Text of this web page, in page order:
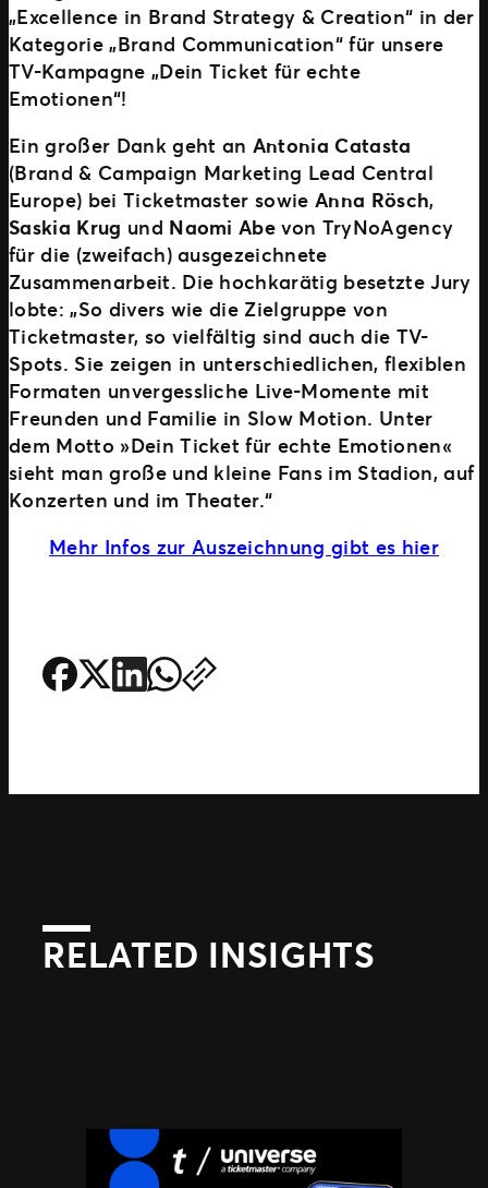
„Excellence in Brand Strategy & Creation“ in der
Kategorie „Brand Communication“ für unsere
TV-Kampagne „Dein Ticket für echte
Emotionen“!
Ein großer Dank geht an Antonia Catasta
(Brand & Campaign Marketing Lead Central
Europe) bei Ticketmaster sowieAnna Rösch,
Saskia Krug und Naomi Abe von TryNoAgency
für die (zweifach) ausgezeichnete
Zusammenarbeit. Die hochkarätig besetzte Jury
lobte: „So divers wie die Zielgruppe von
Ticketmaster, so vielfältig sind auch die TV-
Spots. Sie zeigen in unterschiedlichen, flexiblen
Formaten unvergessliche Live-Momente mit
Freunden und Familie in Slow Motion. Unter
dem Motto »Dein Ticket für echte Emotionen«
sieht man große und kleine Fans im Stadion, auf
Konzerten und im Theater.“
Mehr Infos zur Auszeichnung gibt es hier
RELATED INSIGHTS